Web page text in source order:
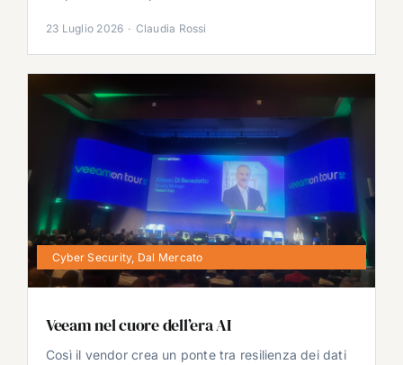
23 Luglio 2026 · Claudia Rossi
Cyber Security, Dal Mercato
Veeam nel cuore dell’era AI
Così il vendor crea un ponte tra resilienza dei dati